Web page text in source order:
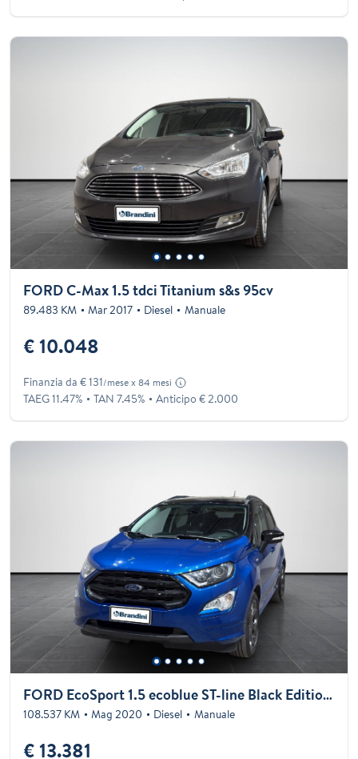
FORD C-Max 1.5 tdci Titanium s&s 95cv
89.483 KM Mar 2017 Diesel Manuale
€ 10.048
Finanzia da € 131/mese x 84 mesi
TAEG 11.47% TAN 7.45% Anticipo € 2.000
FORD EcoSport 1.5 ecoblue ST-line Black Edition s&s 100cv my19
108.537 KM Mag 2020 Diesel Manuale
€ 13.381